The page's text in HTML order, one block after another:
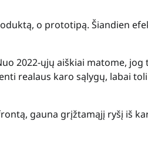
o prototipą. Šiandien
2022-ųjų aiškiai matome,
realaus karo sąlygų, labai
gauna grįžtamąjį ryšį iš